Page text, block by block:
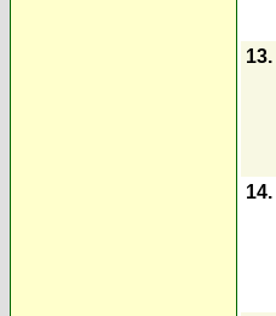
13.
14.